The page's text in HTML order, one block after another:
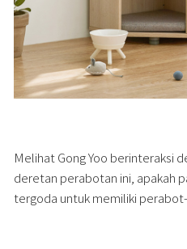
Melihat Gong Yoo berinteraksi
deretan perabotan ini, apakah
tergoda untuk memiliki